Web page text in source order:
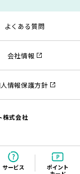
サービス
ポイント
よくある質問
会社情報
情報保護方針
株式会社